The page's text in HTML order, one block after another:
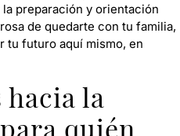
preparación y orientación
de quedarte con tu familia,
tu futuro aquí mismo, en
hacia la
quién